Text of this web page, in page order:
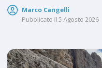
Marco Cangelli
Pubblicato il 5 Agosto 2026